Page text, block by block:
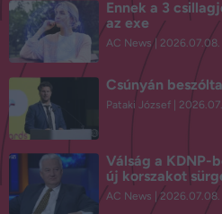
Ennek a 3
az exe
AC News 2026.07.08.
Csúnyán
Pataki József
Válság a KDNP-
új korszakot
AC News 2026.07.08.